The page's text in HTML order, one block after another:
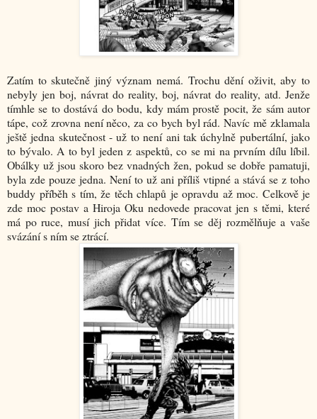
Zatím to skutečně jiný význam nemá. Trochu dění oživit, aby to
nebyly jen boj, návrat do reality, boj, návrat do reality, atd. Jenže
tímhle se to dostává do bodu, kdy mám prostě pocit, že sám autor
tápe, což zrovna není něco, za co bych byl rád. Navíc mě zklamala
ještě jedna skutečnost - už to není ani tak úchylně pubertální, jako
to bývalo. A to byl jeden z aspektů, co se mi na prvním dílu líbil.
Obálky už jsou skoro bez vnadných žen, pokud se dobře pamatuji,
byla zde pouze jedna. Není to už ani příliš vtipné a stává se z toho
buddy příběh s tím, že těch chlapů je opravdu až moc. Celkově je
zde moc postav a Hiroja Oku nedovede pracovat jen s těmi, které
má po ruce, musí jich přidat více. Tím se děj rozmělňuje a vaše
svázání s ním se ztrácí.